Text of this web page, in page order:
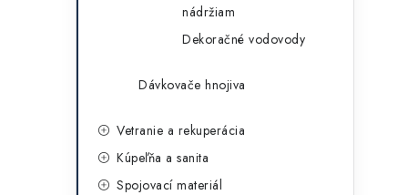
nádržiam
Dekoračné vodovody
Dávkovače hnojiva
Vetranie a rekuperácia
Kúpeľňa a sanita
Spojovací materiál